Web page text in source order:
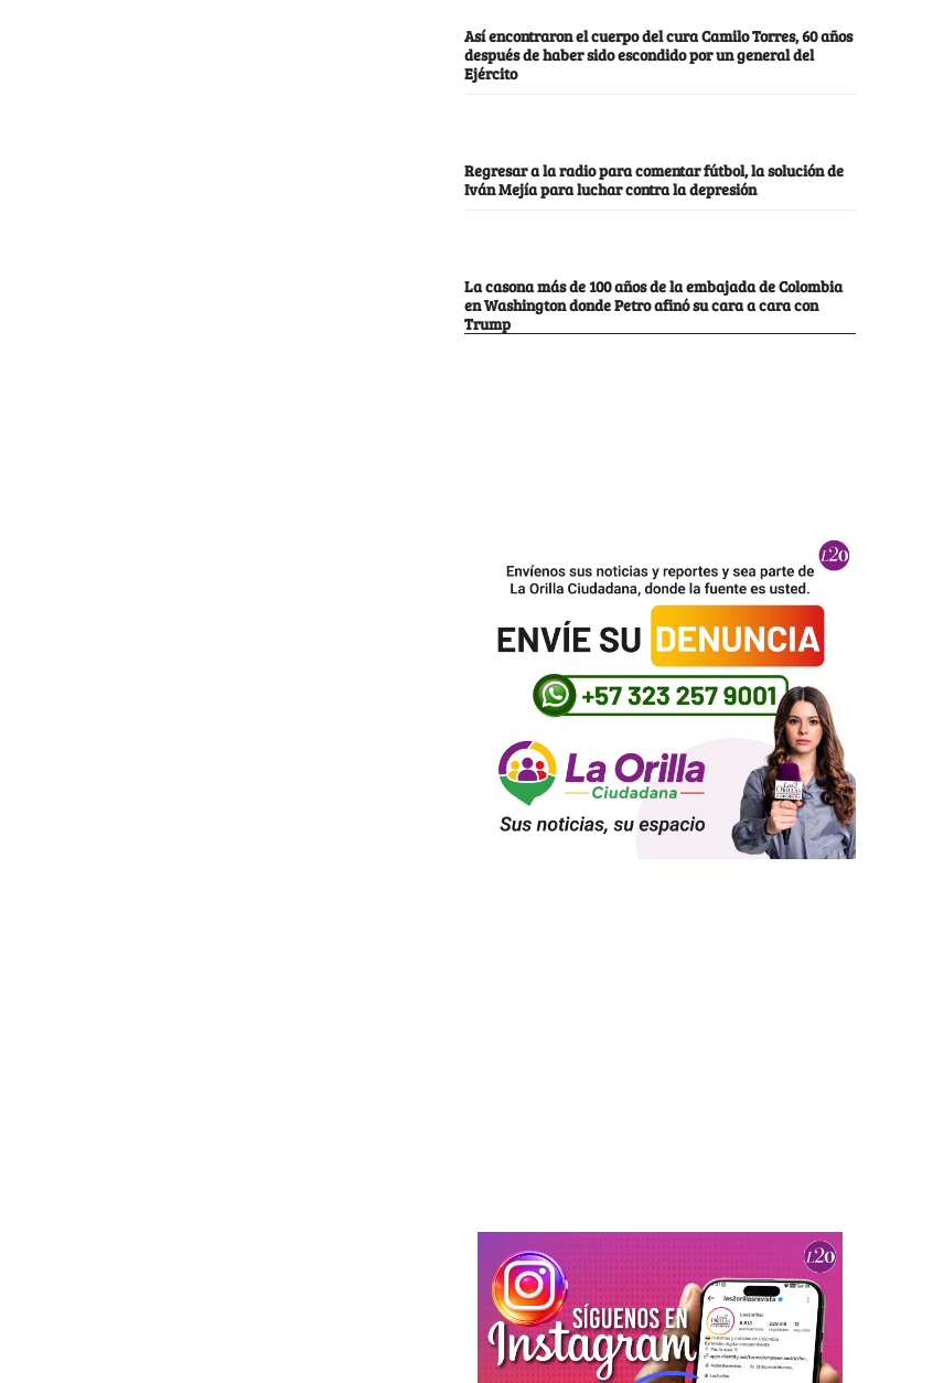
Así encontraron el cuerpo del cura Camilo Torres, 60 años
después de haber sido escondido por un general del
Ejército
Regresar a la radio para comentar fútbol, la solución de
Iván Mejía para luchar contra la depresión
La casona más de 100 años de la embajada de Colombia
en Washington donde Petro afinó su cara a cara con
Trump